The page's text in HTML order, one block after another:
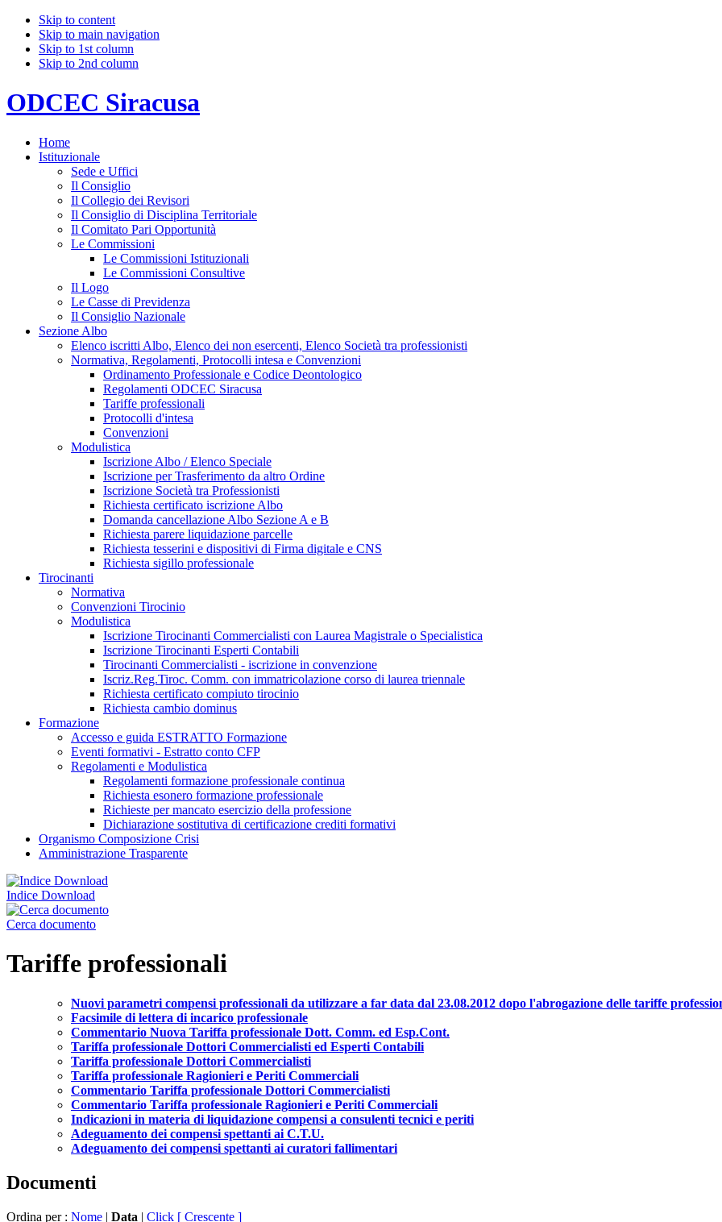
Skip to content
Skip to main navigation
Skip to 1st column
Skip to 2nd column
ODCEC Siracusa
Home
Istituzionale
Sede e Uffici
Il Consiglio
Il Collegio dei Revisori
Il Consiglio di Disciplina Territoriale
Il Comitato Pari Opportunità
Le Commissioni
Le Commissioni Istituzionali
Le Commissioni Consultive
Il Logo
Le Casse di Previdenza
Il Consiglio Nazionale
Sezione Albo
Elenco iscritti Albo, Elenco dei non esercenti, Elenco Società tra professionisti
Normativa, Regolamenti, Protocolli intesa e Convenzioni
Ordinamento Professionale e Codice Deontologico
Regolamenti ODCEC Siracusa
Tariffe professionali
Protocolli d'intesa
Convenzioni
Modulistica
Iscrizione Albo / Elenco Speciale
Iscrizione per Trasferimento da altro Ordine
Iscrizione Società tra Professionisti
Richiesta certificato iscrizione Albo
Domanda cancellazione Albo Sezione A e B
Richiesta parere liquidazione parcelle
Richiesta tesserini e dispositivi di Firma digitale e CNS
Richiesta sigillo professionale
Tirocinanti
Normativa
Convenzioni Tirocinio
Modulistica
Iscrizione Tirocinanti Commercialisti con Laurea Magistrale o Specialistica
Iscrizione Tirocinanti Esperti Contabili
Tirocinanti Commercialisti - iscrizione in convenzione
Iscriz.Reg.Tiroc. Comm. con immatricolazione corso di laurea triennale
Richiesta certificato compiuto tirocinio
Richiesta cambio dominus
Formazione
Accesso e guida ESTRATTO Formazione
Eventi formativi - Estratto conto CFP
Regolamenti e Modulistica
Regolamenti formazione professionale continua
Richiesta esonero formazione professionale
Richieste per mancato esercizio della professione
Dichiarazione sostitutiva di certificazione crediti formativi
Organismo Composizione Crisi
Amministrazione Trasparente
Indice Download
Cerca documento
Tariffe professionali
Nuovi parametri compensi professionali da utilizzare a far data dal 23.08.2012 dopo l'abrogazione delle tariffe
Facsimile di lettera di incarico professionale
Commentario Nuova Tariffa professionale Dott. Comm. ed Esp.Cont.
Tariffa professionale Dottori Commercialisti ed Esperti Contabili
Tariffa professionale Dottori Commercialisti
Tariffa professionale Ragionieri e Periti Commerciali
Commentario Tariffa professionale Dottori Commercialisti
Commentario Tariffa professionale Ragionieri e Periti Commerciali
Indicazioni in materia di liquidazione compensi a consulenti tecnici e periti
Adeguamento dei compensi spettanti ai C.T.U.
Adeguamento dei compensi spettanti ai curatori fallimentari
Documenti
Ordina per : Nome | Data | Click [ Crescente ]